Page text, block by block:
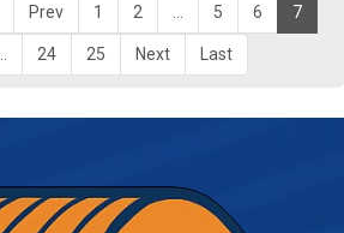
Prev 1 2 5 6 7
24 25 Next Last